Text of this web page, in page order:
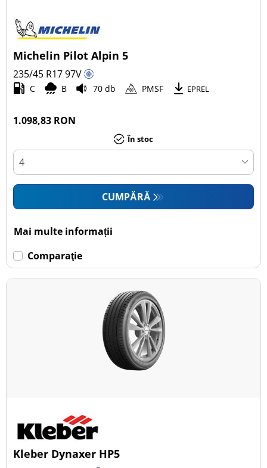
Michelin Pilot Alpin 5
235/45 R1797V
C B 70 db PMSF EPREL
1.098,83 RON
În stoc
CUMPĂRĂ
Mai multe informații
Comparaţie
Kleber Dynaxer HP5